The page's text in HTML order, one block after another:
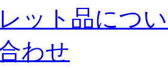
ット品につ
わせ